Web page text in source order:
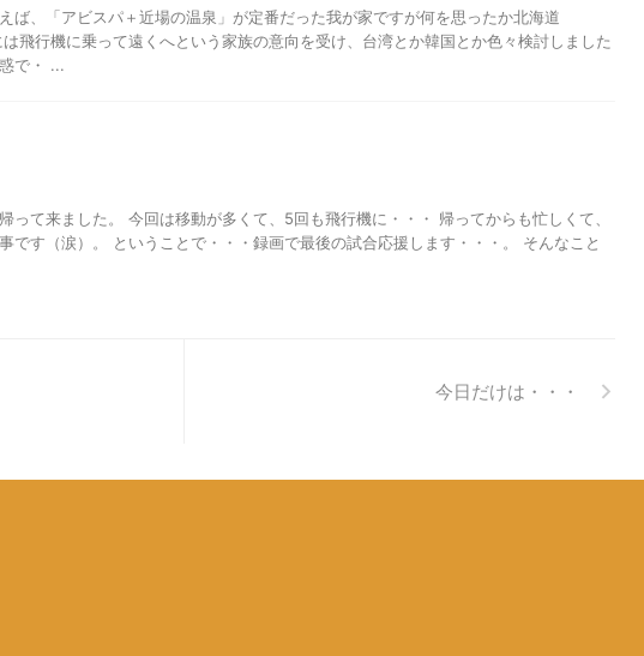
ば、「アビスパ＋近場の温泉」が定番だった我が家ですが何を思ったか北海道
飛行機に乗って遠くへという家族の意向を受け、台湾とか韓国とか色々検討しました
で・ ...
って来ました。 今回は移動が多くて、5回も飛行機に・・・ 帰ってからも忙しくて、
です（涙）。 ということで・・・録画で最後の試合応援します・・・。 そんなこと
今日だけは・・・